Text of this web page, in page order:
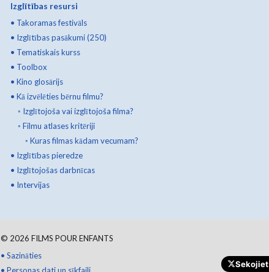
Izglītības resursi
• Takoramas festivāls
• Izglītības pasākumi (250)
• Tematiskais kurss
• Toolbox
• Kino glosārijs
• Kā izvēlēties bērnu filmu?
◦ Izglītojoša vai izglītojoša filma?
◦ Filmu atlases kritēriji
◦ Kuras filmas kādam vecumam?
• Izglītības pieredze
• Izglītojošas darbnīcas
• Intervijas
© 2026 FILMS POUR ENFANTS
• Sazināties
• Personas dati un sīkfaili
Sekojiet